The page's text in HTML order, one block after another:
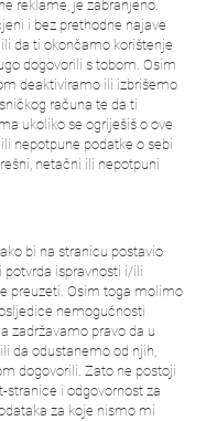
reklame, je zabranjeno.
i bez prethodne najave
da ti okončamo korištenje
dogovorili s tobom. Osim
deaktiviramo ili izbrišemo
računa te da ti
ukoliko se ogriješiš o ove
nepotpune podatke o sebi
netačni ili nepotpuni
bi na stranicu postavio
potvrda ispravnosti i/ili
preuzeti. Osim toga molimo
nemogućnosti
zadržavamo pravo da u
da odustanemo od njih,
dogovorili. Zato ne postoji
stranice i odgovornost za
za koje nismo mi